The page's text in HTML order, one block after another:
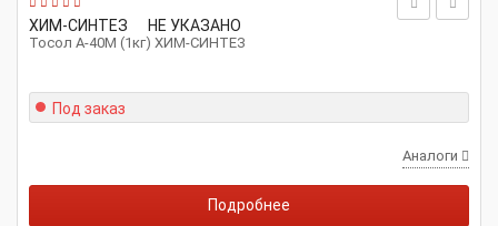
ХИМ-СИНТЕЗ НЕ УКАЗАНО
Тосол А-40М (1кг) ХИМ-СИНТЕЗ
Под заказ
Аналоги
Подробнее